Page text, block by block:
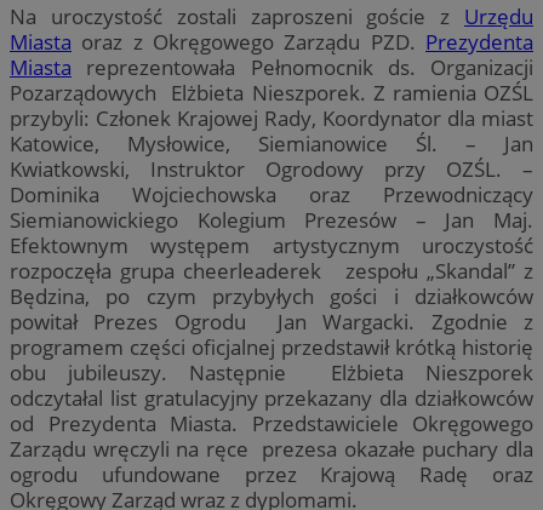
Na uroczystość zostali zaproszeni goście z Urzędu
Miasta oraz z Okręgowego Zarządu PZD. Prezydenta
Miasta reprezentowała Pełnomocnik ds. Organizacji
Pozarządowych Elżbieta Nieszporek. Z ramienia OZŚL
przybyli: Członek Krajowej Rady, Koordynator dla miast
Katowice, Mysłowice, Siemianowice Śl. – Jan
Kwiatkowski, Instruktor Ogrodowy przy OZŚL. –
Dominika Wojciechowska oraz Przewodniczący
Siemianowickiego Kolegium Prezesów – Jan Maj.
Efektownym występem artystycznym uroczystość
rozpoczęła grupa cheerleaderek zespołu „Skandal” z
Będzina, po czym przybyłych gości i działkowców
powitał Prezes Ogrodu Jan Wargacki. Zgodnie z
programem części oficjalnej przedstawił krótką historię
obu jubileuszy. Następnie Elżbieta Nieszporek
odczytałal list gratulacyjny przekazany dla działkowców
od Prezydenta Miasta. Przedstawiciele Okręgowego
Zarządu wręczyli na ręce prezesa okazałe puchary dla
ogrodu ufundowane przez Krajową Radę oraz
Okręgowy Zarząd wraz z dyplomami.